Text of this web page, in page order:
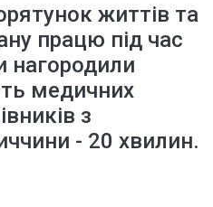
життів та
працю під час
нагородили
медичних
з
- 20 хвилин.